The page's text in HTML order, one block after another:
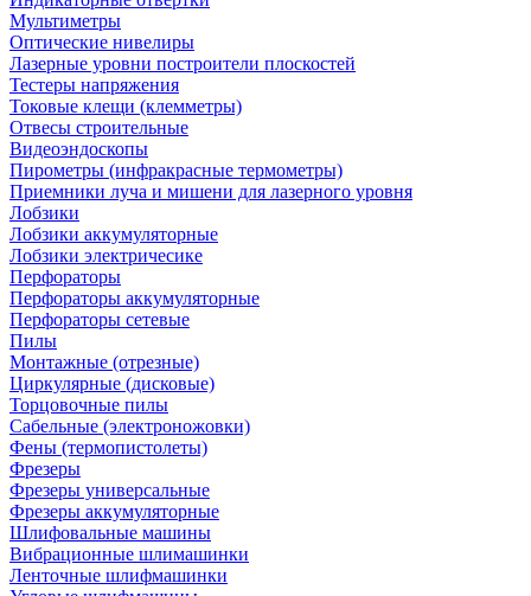
Мультиметры
Оптические нивелиры
Лазерные уровни построители плоскостей
Тестеры напряжения
Токовые клещи (клемметры)
Отвесы строительные
Видеоэндоскопы
Пирометры (инфракрасные термометры)
Приемники луча и мишени для лазерного уровня
Лобзики
Лобзики аккумуляторные
Лобзики электричесике
Перфораторы
Перфораторы аккумуляторные
Перфораторы сетевые
Пилы
Монтажные (отрезные)
Циркулярные (дисковые)
Торцовочные пилы
Сабельные (электроножовки)
Фены (термопистолеты)
Фрезеры
Фрезеры универсальные
Фрезеры аккумуляторные
Шлифовальные машины
Вибрационные шлимашинки
Ленточные шлифмашинки